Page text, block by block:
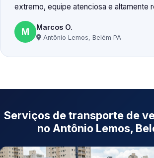
extremo, equipe atenciosa e altamente
M Marcos O.
Antônio Lemos, Belém‑PA
Serviços de transporte de
no Antônio Lemos,